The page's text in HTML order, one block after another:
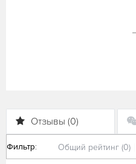
Отзывы (0)
Фильтр: Общий рейтинг (0)